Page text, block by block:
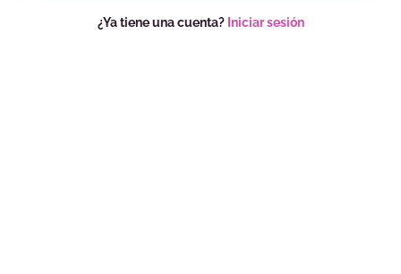
¿Ya tiene una cuenta? Iniciar sesión